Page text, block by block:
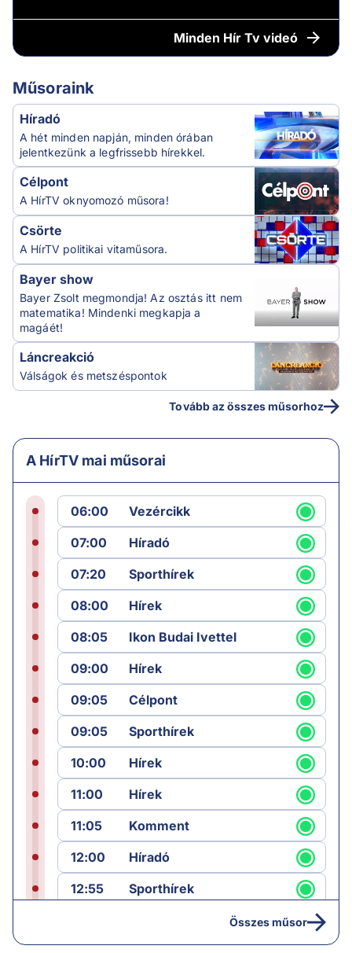
Minden Hír Tv videó
Műsoraink
Híradó
A hét minden napján, minden órában
jelentkezünk a legfrissebb hírekkel.
Célpont
A HírTV oknyomozó műsora!
Csörte
A HírTV politikai vitaműsora.
Bayer show
Bayer Zsolt megmondja! Az osztás itt nem
matematika! Mindenki megkapja a
magáét!
Láncreakció
Válságok és metszéspontok
Tovább az összes műsorhoz
A HírTV mai műsorai
06:00
Vezércikk
07:00
Híradó
07:20
Sporthírek
08:00
Hírek
08:05
Ikon Budai Ivettel
09:00
Hírek
09:05
Célpont
09:05
Sporthírek
10:00
Hírek
11:00
Hírek
11:05
Komment
12:00
Híradó
12:55
Sporthírek
Összes műsor